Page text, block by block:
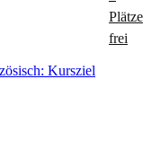
Kursziel